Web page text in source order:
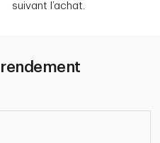
suivant l’achat.